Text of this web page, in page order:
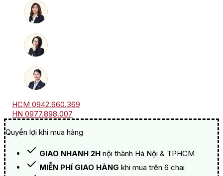
Brulerie
HCM 0942.660.369
HN 0977.898.007
Quyền lợi khi mua hàng
GIAO NHANH 2H nội thành Hà Nội & TPHCM
MIỄN PHÍ GIAO HÀNG khi mua trên 6 chai